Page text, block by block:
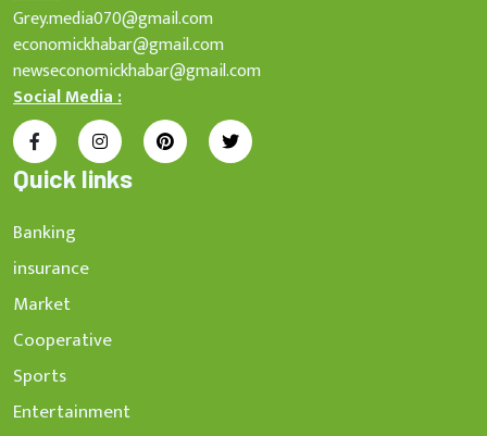
Grey.media070@gmail.com
economickhabar@gmail.com
newseconomickhabar@gmail.com
Social Media :
Quick links
Banking
insurance
Market
Cooperative
Sports
Entertainment